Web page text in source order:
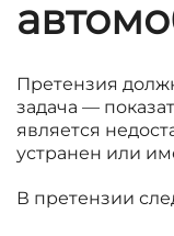
Претензия
задача —
является
устранен или
В претензии